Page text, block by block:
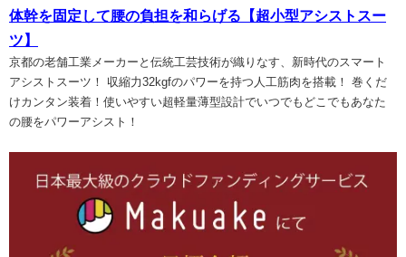
体幹を固定して腰の負担を和らげる【超小型アシストスー
ツ】
京都の老舗工業メーカーと伝統工芸技術が織りなす、新時代のスマート
アシストスーツ！ 収縮力32kgfのパワーを持つ人工筋肉を搭載！ 巻くだ
けカンタン装着！使いやすい超軽量薄型設計でいつでもどこでもあなた
の腰をパワーアシスト！